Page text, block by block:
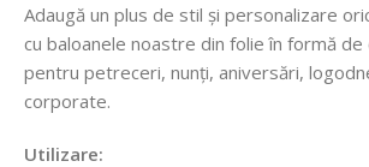
Adaugă un plus de stil și personalizare
cu baloanele noastre din folie în formă
pentru petreceri, nunți, aniversări,
corporate.
Utilizare: